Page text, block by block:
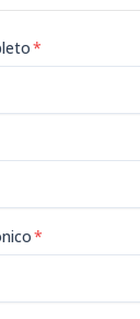
*
*